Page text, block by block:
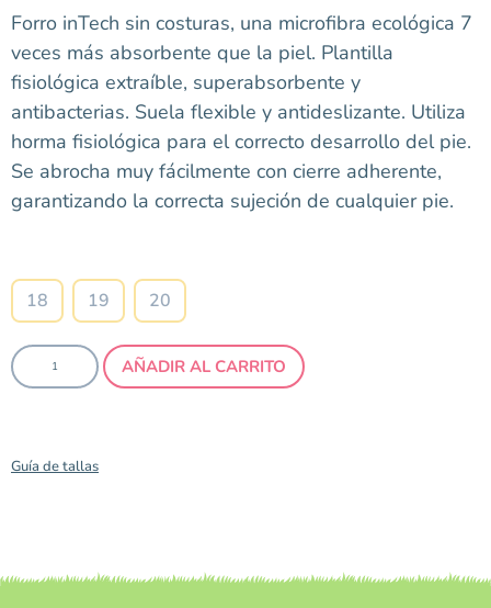
Forro inTech sin costuras, una microfibra ecológica 7
veces más absorbente que la piel. Plantilla
fisiológica extraíble, superabsorbente y
antibacterias. Suela flexible y antideslizante. Utiliza
horma fisiológica para el correcto desarrollo del pie.
Se abrocha muy fácilmente con cierre adherente,
garantizando la correcta sujeción de cualquier pie.
18 19 20
AÑADIR AL CARRITO
Guía de tallas